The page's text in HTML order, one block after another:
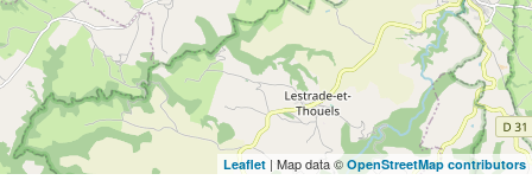
Leaflet | Map data © OpenStreetMap contributors